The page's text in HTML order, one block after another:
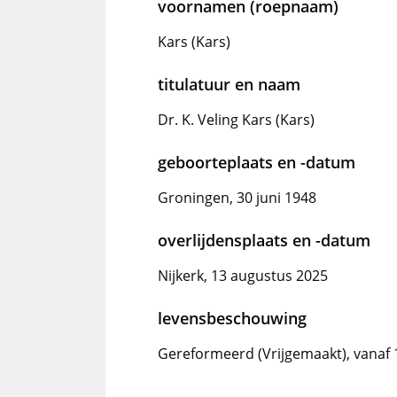
voornamen (roepnaam)
Kars (Kars)
titulatuur en naam
Dr. K. Veling Kars (Kars)
geboorteplaats en -datum
Groningen, 30 juni 1948
overlijdensplaats en -datum
Nijkerk, 13 augustus 2025
levensbeschouwing
Gereformeerd (Vrijgemaakt), vanaf